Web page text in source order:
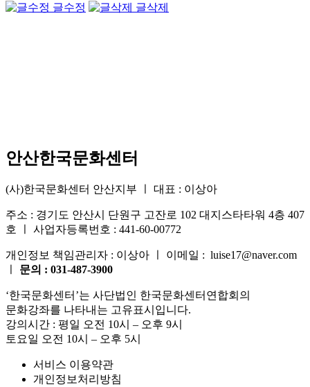
글수정
글삭제
안산한국문화센터
(사)한국문화센터 안산지부 ㅣ 대표 : 이상아
주소 : 경기도 안산시 단원구 고잔로 102 대지스타타워 4층 407
호 ㅣ 사업자등록번호 : 441-60-00772
개인정보 책임관리자 : 이상아 ㅣ 이메일 : luise17@naver.com
문의 : 031-487-3900
‘한국문화센터’는 사단법인 한국문화센터연합회의
문화강좌를 나타내는 고유표시입니다.
강의시간 : 평일 오전 10시 – 오후 9시
토요일 오전 10시 – 오후 5시
서비스 이용약관
개인정보처리방침